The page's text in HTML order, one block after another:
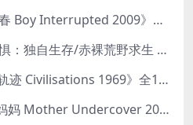
美国纪录片《双相青春 Boy Interrupted 2009》英语中英双字 官方纯净版 1080P/MKV/1.43G 青少年躁郁症
探索频道《赤裸与恐惧：独自生存/赤裸荒野求生 Naked and Afraid: Solo 2023》第一季全8集 英语中英双字 官方纯净版 高码1080P/MKV/45.4G
BBC纪录片《文明的轨迹 Civilisations 1969》全13集 英语中英双字 高清收藏版 1080P/MKV/64.1G 西方艺术史话
HULU纪录片《卧底妈妈 Mother Undercover 2023》全4集 英语中英双字 官方纯净版 1080P/MKV/7.6G 拯救孩子